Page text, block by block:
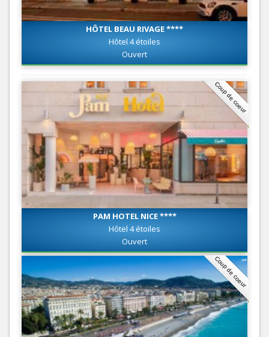
HÔTEL BEAU RIVAGE ****
Hôtel 4 étoiles
Ouvert
Coup de coeur
PAM HOTEL NICE ****
Hôtel 4 étoiles
Ouvert
Coup de coeur